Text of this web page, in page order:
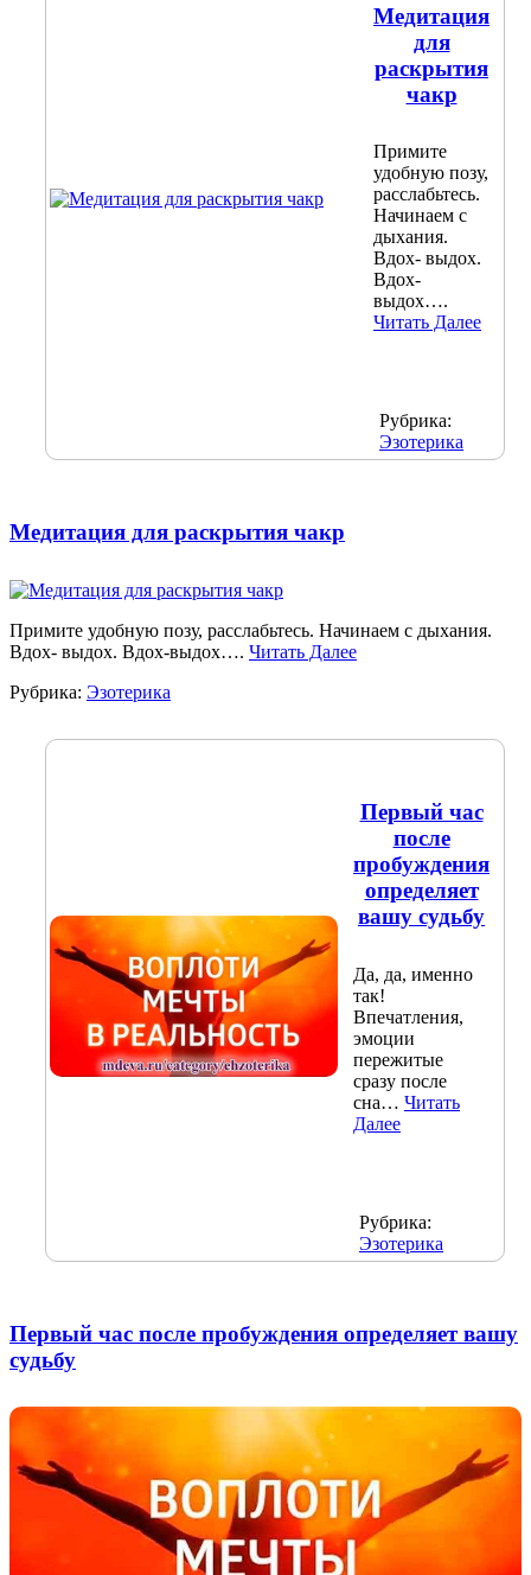
Медитация
для
раскрытия
чакр
Примите
удобную позу,
расслабьтесь.
Начинаем с
дыхания.
Вдох- выдох.
Вдох-
выдох….
Читать Далее
Рубрика:
Эзотерика
Медитация для раскрытия чакр
Примите удобную позу, расслабьтесь. Начинаем с дыхания.
Вдох- выдох. Вдох-выдох…. Читать Далее
Рубрика: Эзотерика
Первый час
после
пробуждения
определяет
вашу судьбу
Да, да, именно
так!
Впечатления,
эмоции
пережитые
сразу после
сна… Читать
Далее
Рубрика:
Эзотерика
Первый час после пробуждения определяет вашу
судьбу